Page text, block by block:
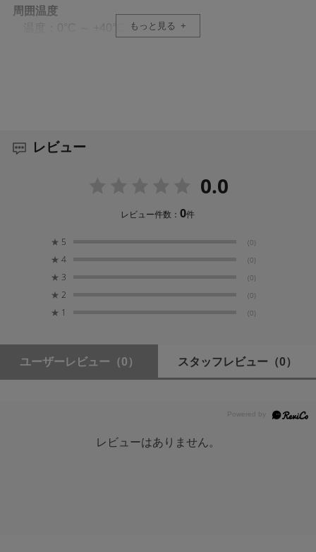
周囲温度
約1.3kg
対象カメラ（最新バージョン時）
・LAN（XC Protocol）：
CR-N700, CR-N500, CR-N400 , CR-N350 ,CR-N300,
EOS C300 Mark III, EOS C80, EOS C70, XF605,EOS
C50
もっと見る
レビュー
0.0
レビュー件数：0件
★ 5 (0)
★ 4 (0)
★ 3 (0)
★ 2 (0)
★ 1 (0)
ユーザーレビュー （0） スタッフレビュー （0）
レビューはありません。